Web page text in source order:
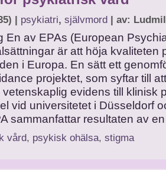
| psykiatri, självmord | av:
En av EPAs (European
är att höja kvaliteten
i Europa. En sätt ett
projektet, som syftar till
evidens till klinisk
vid universitetet i Düsseldorf
sammanfattar resultaten av
vård, psykisk ohälsa, stigma